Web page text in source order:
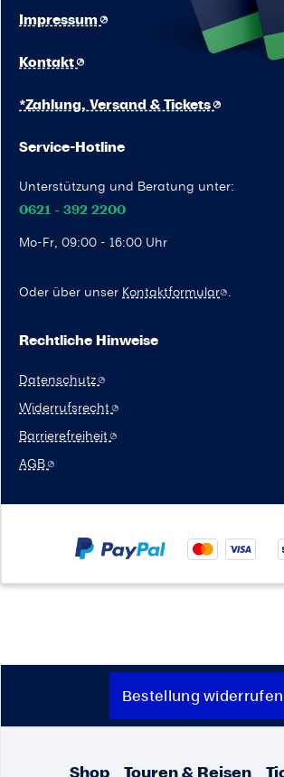
Service-Hotline
Unterstützung und Beratung unter:
0621 - 392 2200
Mo-Fr, 09:00 - 16:00 Uhr
Oder über unser Kontaktformular .
Kontakt
Impressum
*Zahlung, Versand & Tickets
Rechtliche Hinweise
Datenschutz
Widerrufsrecht
Barrierefreiheit
AGB
Bestellung widerrufen
Shop Touren & Reisen